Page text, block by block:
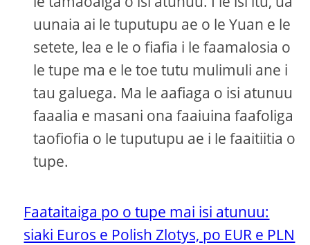
uunaia ai le tuputupu ae o le Yuan e le
setete, lea e le o fiafia i le faamalosia o
le tupe ma e le toe tutu mulimuli ane i
tau galuega. Ma le aafiaga o isi atunuu
faaalia e masani ona faaiuina faafoliga
taofiofia o le tuputupu ae i le faaitiitia o
tupe.
Faataitaiga po o tupe mai isi atunuu:
siaki Euros e Polish Zlotys, po EUR e PLN